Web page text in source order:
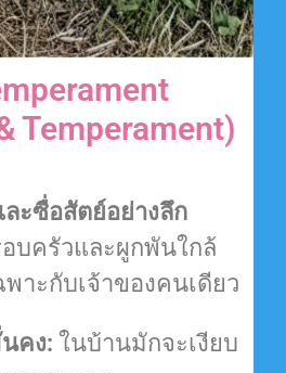
Temperament)
ะซื่อสัตย์อย่างลึก
บครัวและผูกพันใกล้
าะกับเจ้าของคนเดียว
คง: ในบ้านมักจะเงียบ